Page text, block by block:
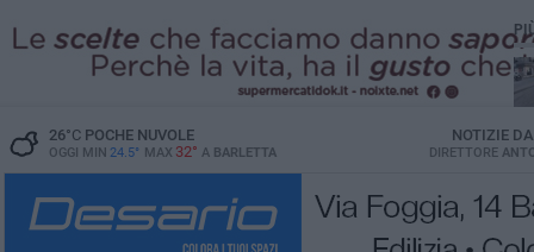
26°CPOCHE NUVOLE
OGGI MIN 24.5° MAX 32° A BARLETTA
NOTIZIE
DIRETTORE